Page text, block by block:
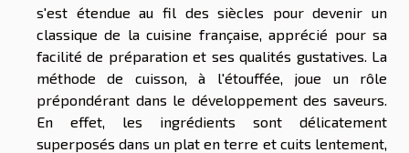
s'est étendue au fil des siècles pour devenir un
classique de la cuisine française, apprécié pour sa
facilité de préparation et ses qualités gustatives. La
méthode de cuisson, à l'étouffée, joue un rôle
prépondérant dans le développement des saveurs.
En effet, les ingrédients sont délicatement
superposés dans un plat en terre et cuits lentement,